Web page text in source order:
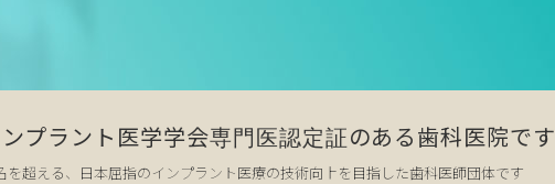
プラント医学学会専門医認定証のある歯科医院です
を超える、日本屈指のインプラント医療の技術向上を目指した歯科医師団体です